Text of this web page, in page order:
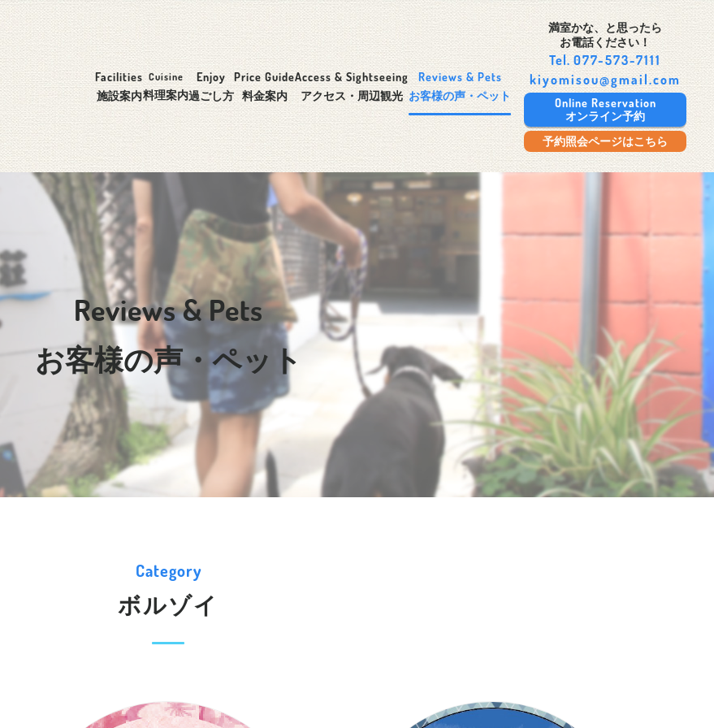
Facilities
施設案内
Cuisine
料理案内
Enjoy
過ごし方
Price Guide
料金案内
Access & Sightseeing
アクセス・周辺観光
Reviews & Pets
お客様の声・ペット
満室かな、と思ったら
お電話ください！
Tel.077-573-7111
kiyomisou@gmail.com
Online Reservation
オンライン予約
予約照会ページはこちら
Reviews & Pets
お客様の声・ペット
Category
ボルゾイ